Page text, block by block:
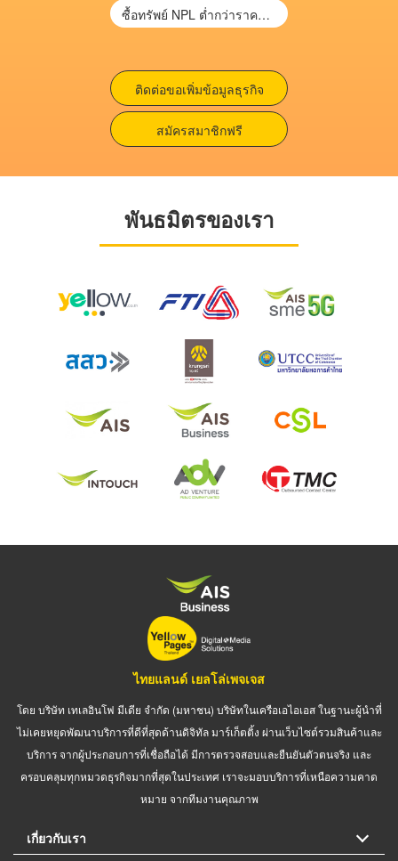
ซื้อทรัพย์ NPL ต่ำกว่าราคาตลาด 30-70% แบบไม่ต้องไปประมูล”
ติดต่อขอเพิ่มข้อมูลธุรกิจ
สมัครสมาชิกฟรี
พันธมิตรของเรา
ไทยแลนด์ เยลโล่เพจเจส
โดย บริษัท เทเลอินโฟ มีเดีย จำกัด (มหาชน) บริษัทในเครือเอไอเอส ในฐานะผู้นำที่
ไม่เคยหยุดพัฒนาบริการที่ดีที่สุดด้านดิจิทัล มาร์เก็ตติ้ง ผ่านเว็บไซต์รวมสินค้าและ
บริการ จากผู้ประกอบการที่เชื่อถือได้ มีการตรวจสอบและยืนยันตัวตนจริง และ
ครอบคลุมทุกหมวดธุรกิจมากที่สุดในประเทศ เราจะมอบบริการที่เหนือความคาด
หมาย จากทีมงานคุณภาพ
เกี่ยวกับเรา